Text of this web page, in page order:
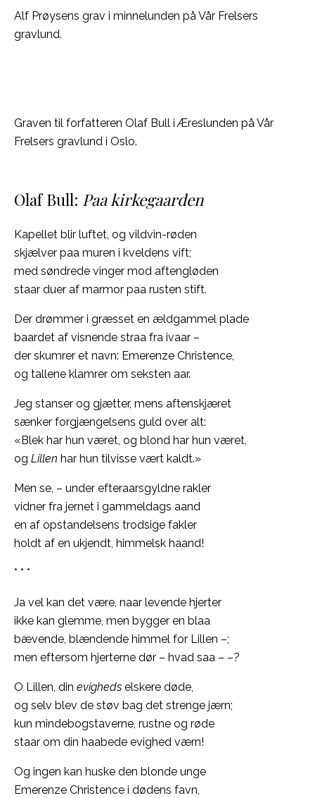
Alf Prøysens grav i minnelunden på Vår Frelsers
gravlund.
Graven til forfatteren Olaf Bull i Æreslunden på Vår
Frelsers gravlund i Oslo.
Olaf Bull: Paa kirkegaarden
Kapellet blir luftet, og vildvin-røden
skjælver paa muren i kveldens vift;
med søndrede vinger mod aftengløden
staar duer af marmor paa rusten stift.
Der drømmer i græsset en ældgammel plade
baardet af visnende straa fra ivaar –
der skumrer et navn: Emerenze Christence,
og tallene klamrer om seksten aar.
Jeg stanser og gjætter, mens aftenskjæret
sænker forgjængelsens guld over alt:
«Blek har hun været, og blond har hun været,
og Lillen har hun tilvisse vært kaldt.»
Men se, – under efteraarsgyldne rakler
vidner fra jernet i gammeldags aand
en af opstandelsens trodsige fakler
holdt af en ukjendt, himmelsk haand!
* * *
Ja vel kan det være, naar levende hjerter
ikke kan glemme, men bygger en blaa
bævende, blændende himmel for Lillen –;
men eftersom hjerterne dør – hvad saa – –?
O Lillen, din evigheds elskere døde,
og selv blev de støv bag det strenge jærn;
kun mindebogstaverne, rustne og røde
staar om din haabede evighed værn!
Og ingen kan huske den blonde unge
Emerenze Christence i dødens favn,